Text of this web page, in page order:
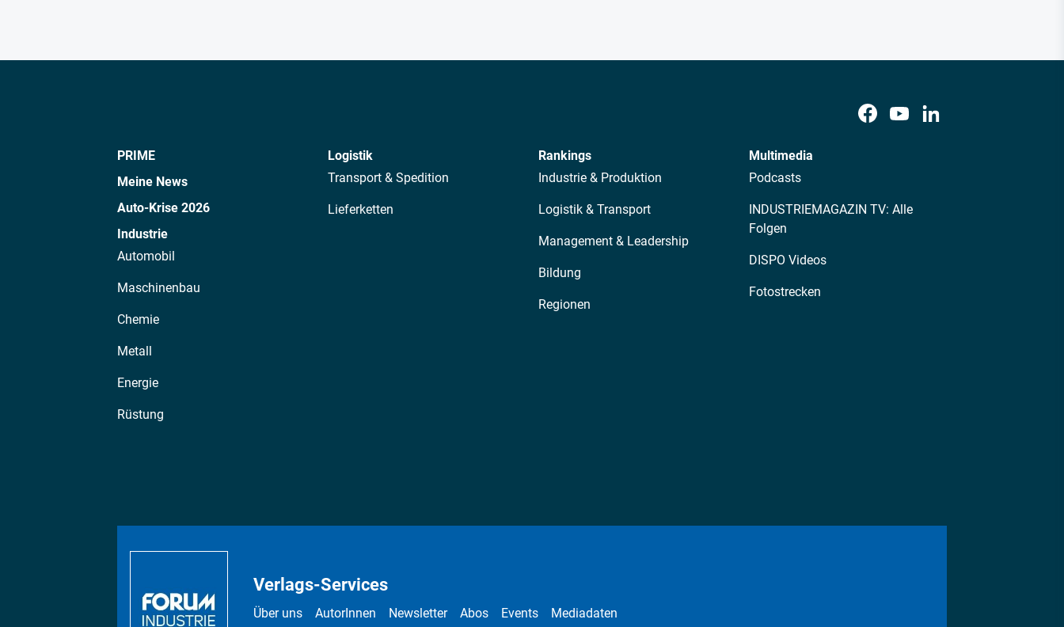
PRIME
Meine News
Auto-Krise 2026
Industrie
Automobil
Maschinenbau
Chemie
Metall
Energie
Rüstung
Logistik
Transport & Spedition
Lieferketten
Rankings
Industrie & Produktion
Logistik & Transport
Management & Leadership
Bildung
Regionen
Multimedia
Podcasts
INDUSTRIEMAGAZIN TV: Alle
Folgen
DISPO Videos
Fotostrecken
Verlags-Services
Über uns AutorInnen Newsletter Abos Events Mediadaten